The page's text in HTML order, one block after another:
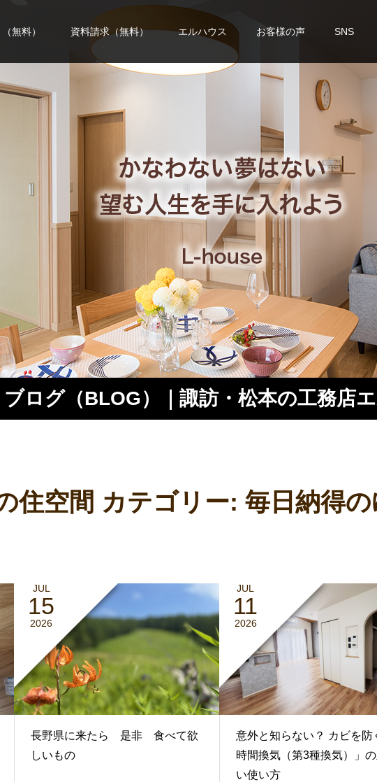
無料） 資料請求（無料） エルハウス お客様の声 SNS
ブログ（BLOG）｜諏訪・松本の工務店
住空間 カテゴリー: 毎日納得
JUL
15
2026
長野県に来たら 是非 食べて欲
しいもの
JUL
11
2026
意外と知らない？ カビを防
時間換気（第3種換気）」
い使い方